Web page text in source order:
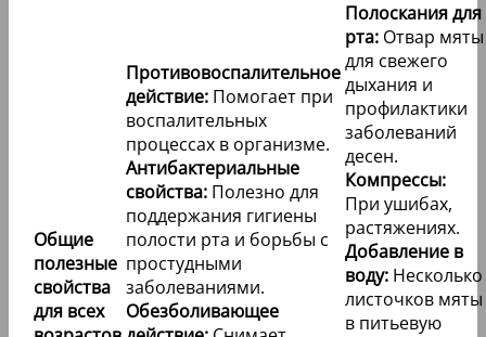
Общие
полезные
свойства
для всех
Противовоспалительное
действие: Помогает при
воспалительных
процессах в организме.
Антибактериальные
свойства: Полезно для
поддержания гигиены
полости рта и борьбы с
простудными
заболеваниями.
Обезболивающее
Полоскания для
рта: Отвар мяты
для свежего
дыхания и
профилактики
заболеваний
десен.
Компрессы:
При ушибах,
растяжениях.
Добавление в
воду: Несколько
листочков мяты
в питьевую